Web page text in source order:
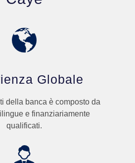
Globale
della banca è composto da
e finanziariamente
qualificati.